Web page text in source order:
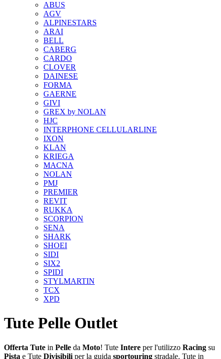
ABUS
AGV
ALPINESTARS
ARAI
BELL
CABERG
CARDO
CLOVER
DAINESE
FORMA
GAERNE
GIVI
GREX by NOLAN
HJC
INTERPHONE CELLULARLINE
IXON
KLAN
KRIEGA
MACNA
NOLAN
PMJ
PREMIER
REVIT
RUKKA
SCORPION
SENA
SHARK
SHOEI
SIDI
SIX2
SPIDI
STYLMARTIN
TCX
XPD
Tute Pelle Outlet
Offerta Tute in Pelle da Moto! Tute Intere per l'utilizzo Racing su
Pista e Tute Divisibili per la guida sportouring stradale. Tute in